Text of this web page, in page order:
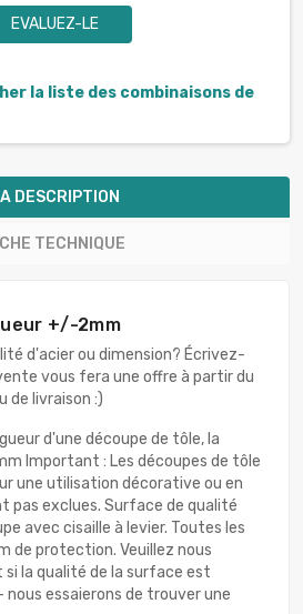
EVALUEZ-LE
la liste des combinaisons de
DESCRIPTION
TECHNIQUE
+/-2mm
d'acier ou dimension? Écrivez-
vous fera une offre à partir du
de livraison :)
d'une découpe de tôle, la
Important : Les découpes de tôle
une utilisation décorative ou en
pas exclues. Surface de qualité
avec cisaille à levier. Toutes les
de protection. Veuillez nous
la qualité de la surface est
essaierons de trouver une